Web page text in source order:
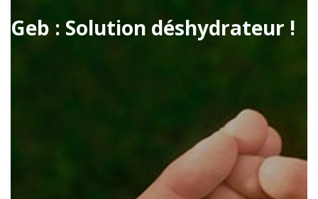
Geb : Solution déshydrateur !